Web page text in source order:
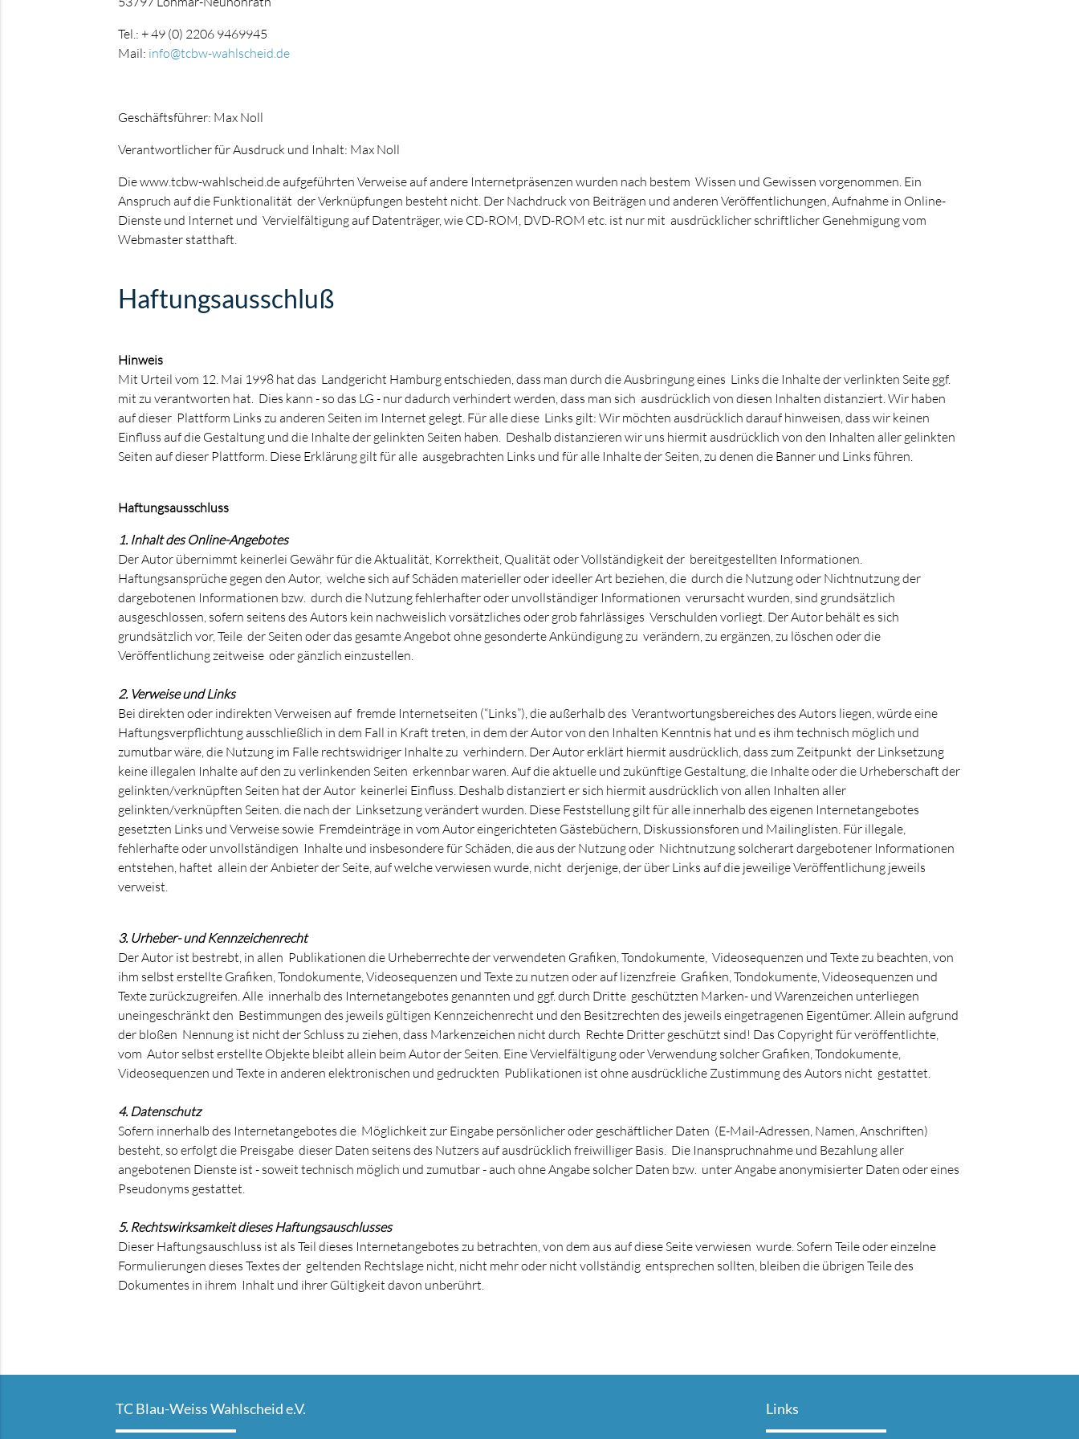
Tel.: + 49 (0) 2206 9469945
Mail: info@tcbw-wahlscheid.de
Geschäftsführer: Max Noll
Verantwortlicher für Ausdruck und Inhalt: Max Noll
Die www.tcbw-wahlscheid.de aufgeführten Verweise auf andere Internetpräsenzen wurden nach bestem Wissen und Gewissen vorgenommen. Ein
Anspruch auf die Funktionalität der Verknüpfungen besteht nicht. Der Nachdruck von Beiträgen und anderen Veröffentlichungen, Aufnahme in Online-
Dienste und Internet und Vervielfältigung auf Datenträger, wie CD-ROM, DVD-ROM etc. ist nur mit ausdrücklicher schriftlicher Genehmigung vom
Webmaster statthaft.
Haftungsausschluß
Hinweis
Mit Urteil vom 12. Mai 1998 hat das Landgericht Hamburg entschieden, dass man durch die Ausbringung eines Links die Inhalte der verlinkten Seite ggf.
mit zu verantworten hat. Dies kann - so das LG - nur dadurch verhindert werden, dass man sich ausdrücklich von diesen Inhalten distanziert. Wir haben
auf dieser Plattform Links zu anderen Seiten im Internet gelegt. Für alle diese Links gilt: Wir möchten ausdrücklich darauf hinweisen, dass wir keinen
Einfluss auf die Gestaltung und die Inhalte der gelinkten Seiten haben. Deshalb distanzieren wir uns hiermit ausdrücklich von den Inhalten aller gelinkten
Seiten auf dieser Plattform. Diese Erklärung gilt für alle ausgebrachten Links und für alle Inhalte der Seiten, zu denen die Banner und Links führen.
Haftungsausschluss
1. Inhalt des Online-Angebotes
Der Autor übernimmt keinerlei Gewähr für die Aktualität, Korrektheit, Qualität oder Vollständigkeit der bereitgestellten Informationen.
Haftungsansprüche gegen den Autor, welche sich auf Schäden materieller oder ideeller Art beziehen, die durch die Nutzung oder Nichtnutzung der
dargebotenen Informationen bzw. durch die Nutzung fehlerhafter oder unvollständiger Informationen verursacht wurden, sind grundsätzlich
ausgeschlossen, sofern seitens des Autors kein nachweislich vorsätzliches oder grob fahrlässiges Verschulden vorliegt. Der Autor behält es sich
grundsätzlich vor, Teile der Seiten oder das gesamte Angebot ohne gesonderte Ankündigung zu verändern, zu ergänzen, zu löschen oder die
Veröffentlichung zeitweise oder gänzlich einzustellen.
2. Verweise und Links
Bei direkten oder indirekten Verweisen auf fremde Internetseiten (“Links”), die außerhalb des Verantwortungsbereiches des Autors liegen, würde eine
Haftungsverpflichtung ausschließlich in dem Fall in Kraft treten, in dem der Autor von den Inhalten Kenntnis hat und es ihm technisch möglich und
zumutbar wäre, die Nutzung im Falle rechtswidriger Inhalte zu verhindern. Der Autor erklärt hiermit ausdrücklich, dass zum Zeitpunkt der Linksetzung
keine illegalen Inhalte auf den zu verlinkenden Seiten erkennbar waren. Auf die aktuelle und zukünftige Gestaltung, die Inhalte oder die Urheberschaft der
gelinkten/verknüpften Seiten hat der Autor keinerlei Einfluss. Deshalb distanziert er sich hiermit ausdrücklich von allen Inhalten aller
gelinkten/verknüpften Seiten. die nach der Linksetzung verändert wurden. Diese Feststellung gilt für alle innerhalb des eigenen Internetangebotes
gesetzten Links und Verweise sowie Fremdeinträge in vom Autor eingerichteten Gästebüchern, Diskussionsforen und Mailinglisten. Für illegale,
fehlerhafte oder unvollständigen Inhalte und insbesondere für Schäden, die aus der Nutzung oder Nichtnutzung solcherart dargebotener Informationen
entstehen, haftet allein der Anbieter der Seite, auf welche verwiesen wurde, nicht derjenige, der über Links auf die jeweilige Veröffentlichung jeweils
verweist.
3. Urheber- und Kennzeichenrecht
Der Autor ist bestrebt, in allen Publikationen die Urheberrechte der verwendeten Grafiken, Tondokumente, Videosequenzen und Texte zu beachten, von
ihm selbst erstellte Grafiken, Tondokumente, Videosequenzen und Texte zu nutzen oder auf lizenzfreie Grafiken, Tondokumente, Videosequenzen und
Texte zurückzugreifen. Alle innerhalb des Internetangebotes genannten und ggf. durch Dritte geschützten Marken- und Warenzeichen unterliegen
uneingeschränkt den Bestimmungen des jeweils gültigen Kennzeichenrecht und den Besitzrechten des jeweils eingetragenen Eigentümer. Allein aufgrund
der bloßen Nennung ist nicht der Schluss zu ziehen, dass Markenzeichen nicht durch Rechte Dritter geschützt sind! Das Copyright für veröffentlichte,
vom Autor selbst erstellte Objekte bleibt allein beim Autor der Seiten. Eine Vervielfältigung oder Verwendung solcher Grafiken, Tondokumente,
Videosequenzen und Texte in anderen elektronischen und gedruckten Publikationen ist ohne ausdrückliche Zustimmung des Autors nicht gestattet.
4. Datenschutz
Sofern innerhalb des Internetangebotes die Möglichkeit zur Eingabe persönlicher oder geschäftlicher Daten (E-Mail-Adressen, Namen, Anschriften)
besteht, so erfolgt die Preisgabe dieser Daten seitens des Nutzers auf ausdrücklich freiwilliger Basis. Die Inanspruchnahme und Bezahlung aller
angebotenen Dienste ist - soweit technisch möglich und zumutbar - auch ohne Angabe solcher Daten bzw. unter Angabe anonymisierter Daten oder eines
Pseudonyms gestattet.
5. Rechtswirksamkeit dieses Haftungsauschlusses
Dieser Haftungsauschluss ist als Teil dieses Internetangebotes zu betrachten, von dem aus auf diese Seite verwiesen wurde. Sofern Teile oder einzelne
Formulierungen dieses Textes der geltenden Rechtslage nicht, nicht mehr oder nicht vollständig entsprechen sollten, bleiben die übrigen Teile des
Dokumentes in ihrem Inhalt und ihrer Gültigkeit davon unberührt.
TC Blau-Weiss Wahlscheid e.V. Links